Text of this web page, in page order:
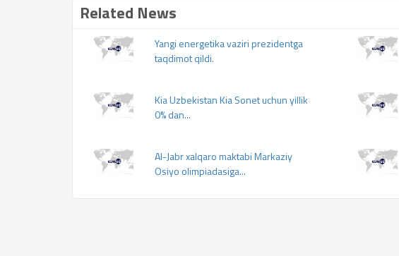
Related News
Yangi energetika vaziri prezidentga
taqdimot qildi.
Kia Uzbekistan Kia Sonet uchun yillik
0% dan...
Al-Jabr xalqaro maktabi Markaziy
Osiyo olimpiadasiga...